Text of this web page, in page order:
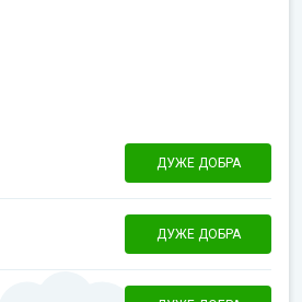
ДУЖЕ ДОБРА
ДУЖЕ ДОБРА